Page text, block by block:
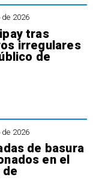
de 2026
tras
irregulares
de
de 2026
de basura
en el